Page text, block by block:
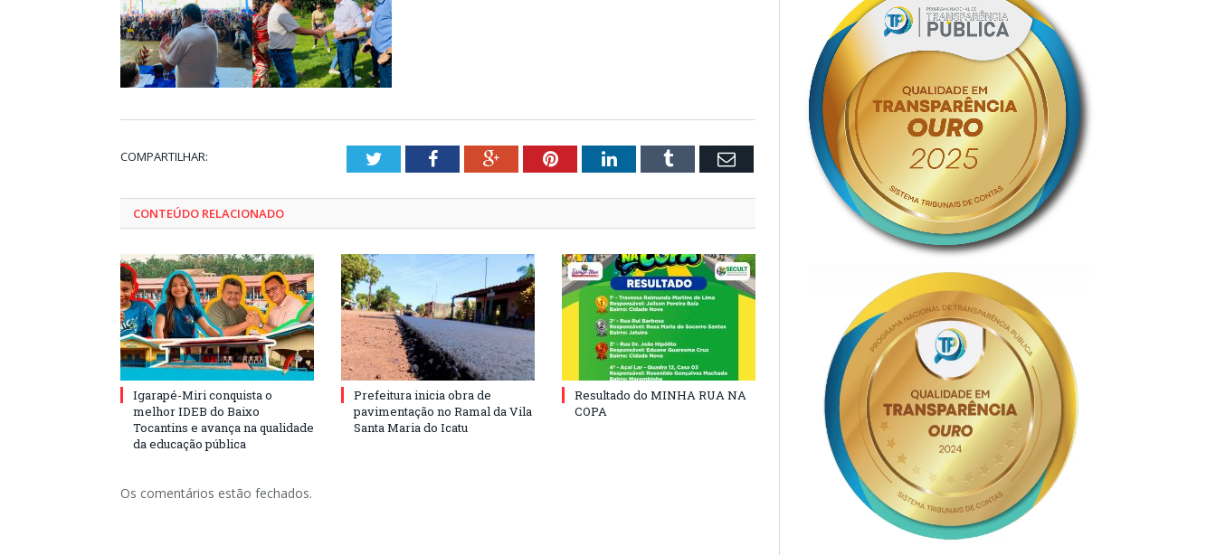
COMPARTILHAR: TwitterFacebookGoogle+PinterestLinkedInTumblr Email
CONTEÚDO RELACIONADO
Igarapé-Miri conquista o
melhor IDEB do Baixo
Tocantins e avança na qualidade
da educação pública
Prefeitura inicia obra de
pavimentação no Ramal da Vila
Santa Maria do Icatu
Resultado do MINHA RUA NA
COPA
Os comentários estão fechados.